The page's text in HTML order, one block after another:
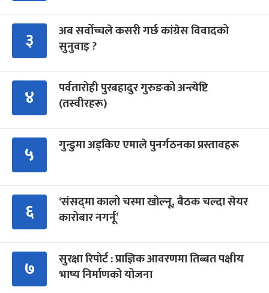
३
अब सर्वोच्चले कसरी गर्छ कांग्रेस विवादको
सुनुवाइ ?
४
पर्वतारोही पुरबहादुर गुरुङको अन्त्येष्टि
(तस्वीरहरू)
५ गुन्डुमा अड्किए एमाले पुनर्गठनका प्रस्तावहरू
६
‘संसद्‍मा कालो चस्मा खोल्नू, बैठक चल्दा सेयर
कारोबार नगर्नू’
७
सुरक्षा रिपोर्ट : प्राज्ञिक आवरणमा तिब्बत पक्षीय
भाष्य निर्माणको योजना